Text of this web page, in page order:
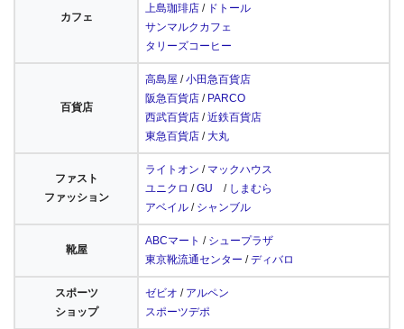
カフェ
上島珈琲店 / ドトール
サンマルクカフェ
タリーズコーヒー
百貨店
高島屋 /小田急百貨店
阪急百貨店 / PARCO
西武百貨店 /近鉄百貨店
東急百貨店 /大丸
ファスト
ファッション
ライトオン / マックハウス
ユニクロ /GU / しまむら
アベイル / シャンブル
靴屋
ABCマート / シュープラザ
東京靴流通センター /ディバロ
スポーツ
ショップ
ゼビオ / アルペン
スポーツデポ